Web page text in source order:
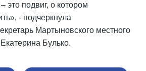
это подвиг, о котором
- подчеркнула
Мартыновского местного
Булько.